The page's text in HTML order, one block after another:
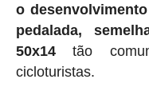
o
pedalada,
50x14tão
cicloturistas.